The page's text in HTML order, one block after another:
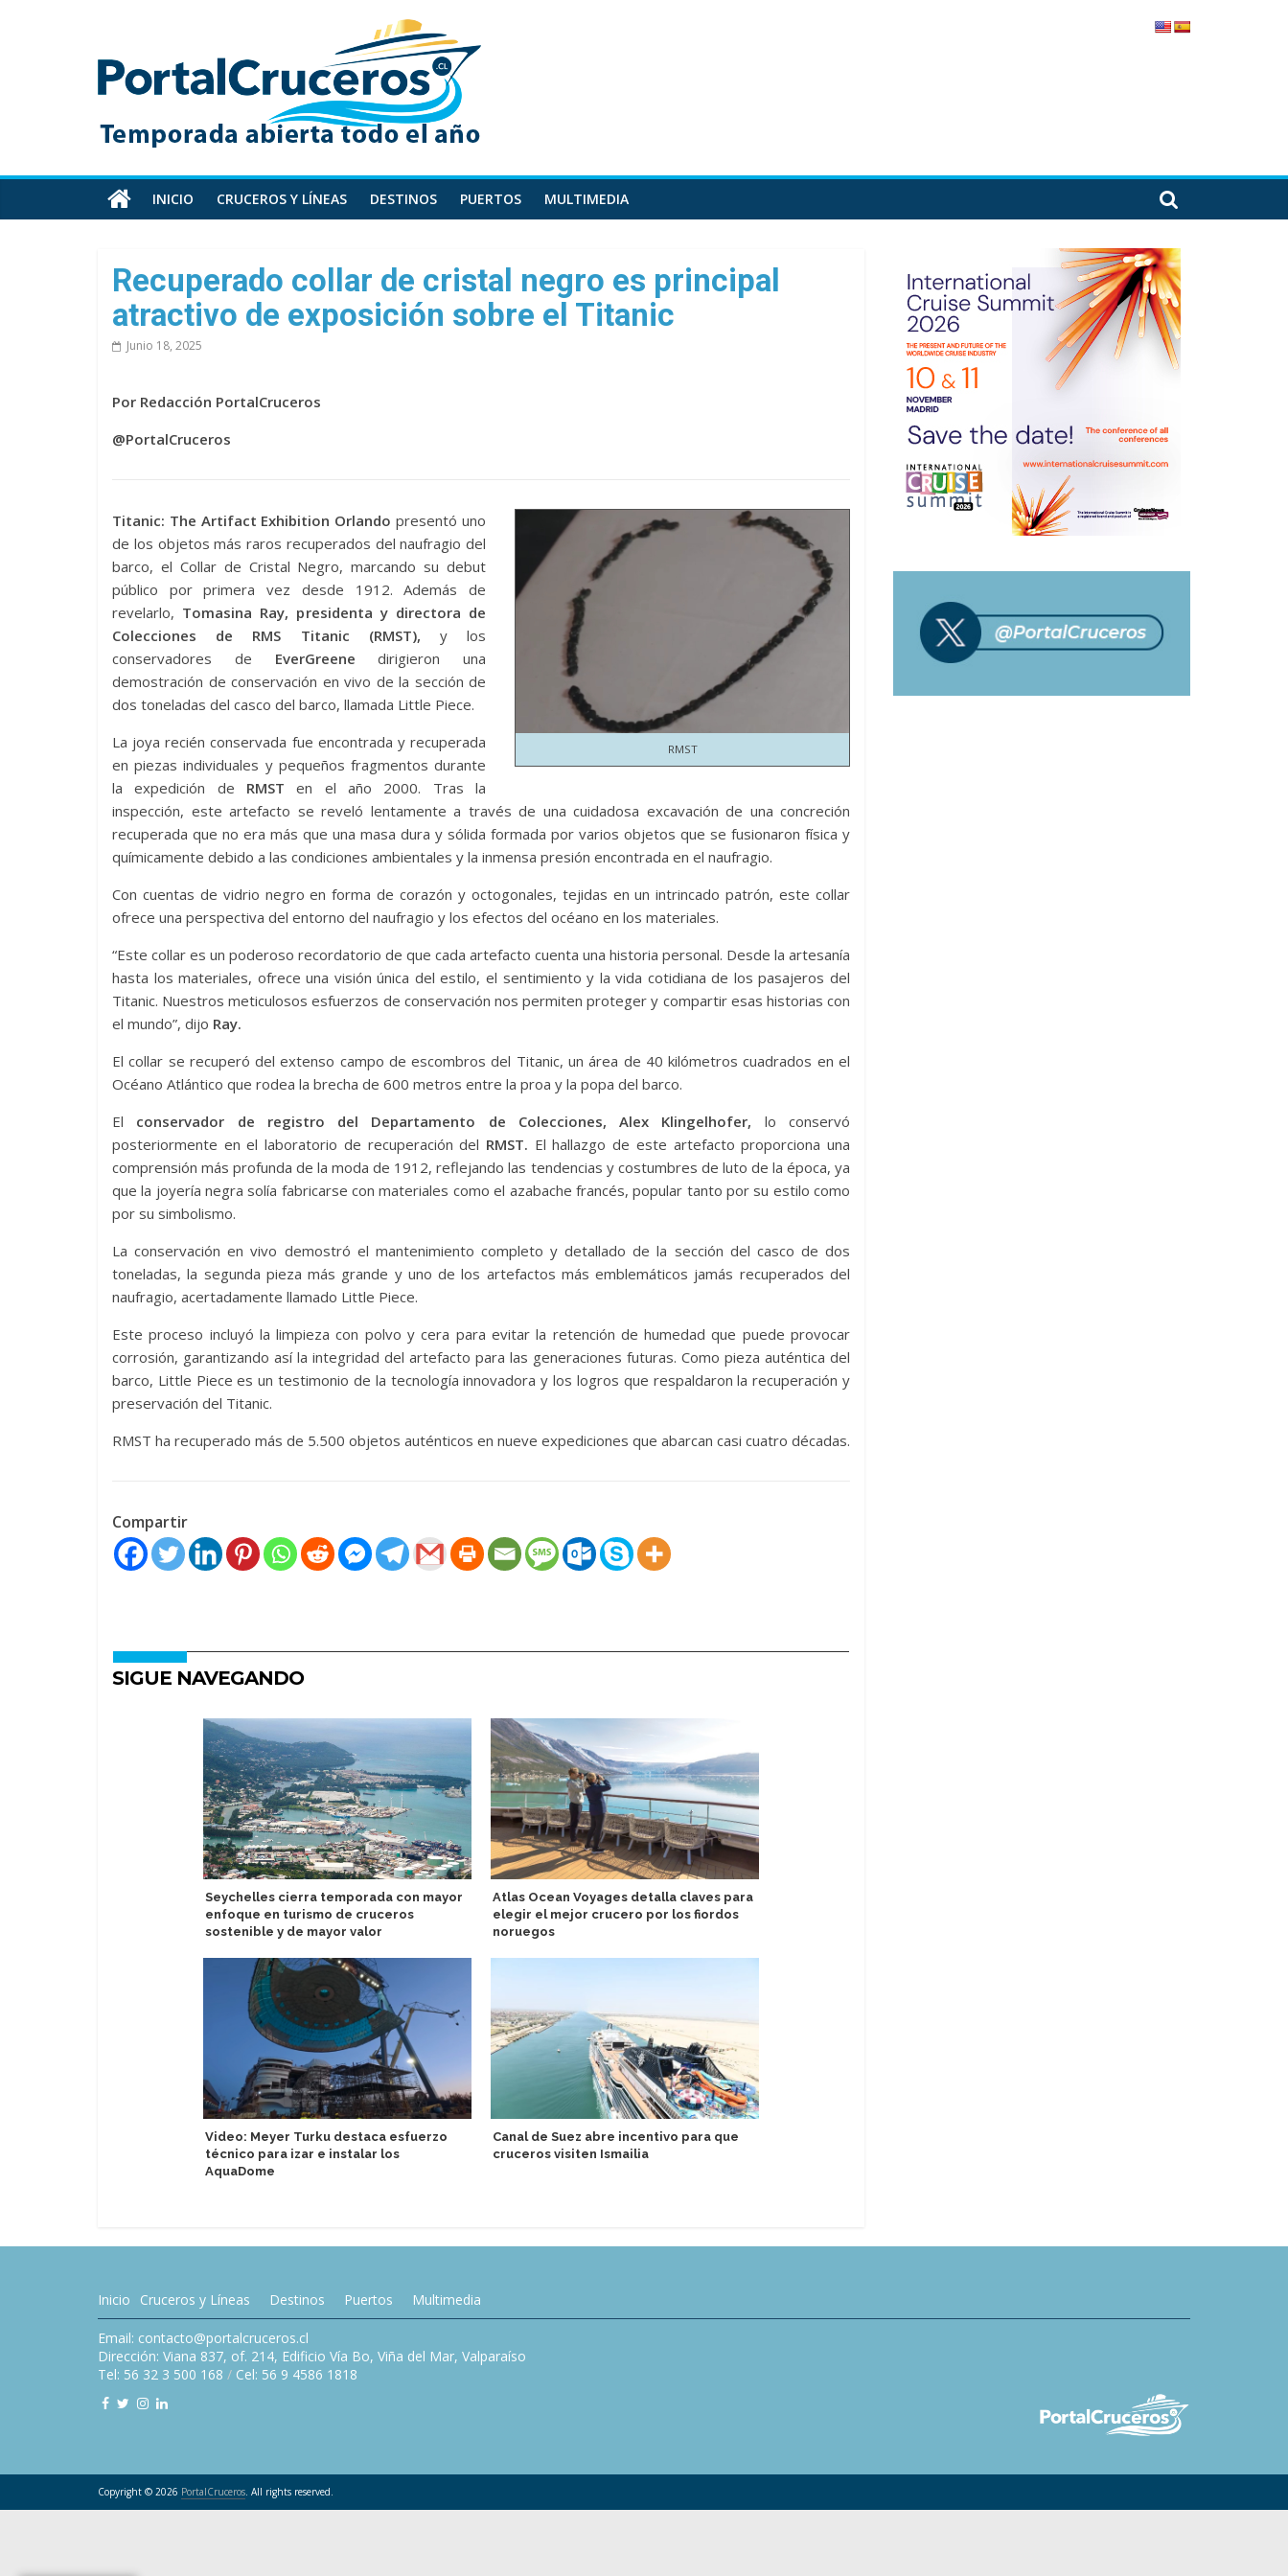
PortalCruceros
Toda
información
cruceros
en
un
sitio
INICIO CRUCEROS Y LÍNEAS DESTINOS PUERTOS MULTIMEDIA
Recuperado collar de cristal negro es principal
atractivo de exposición sobre el Titanic
Junio 18, 2025
Por Redacción PortalCruceros
@PortalCruceros
RMST
Titanic: The Artifact Exhibition Orlando presentó uno
de los objetos más raros recuperados del naufragio del
barco, el Collar de Cristal Negro, marcando su debut
público por primera vez desde 1912. Además de
revelarlo, Tomasina Ray, presidenta y directora de
Colecciones de RMS Titanic (RMST), y los
conservadores de EverGreene dirigieron una
demostración de conservación en vivo de la sección de
dos toneladas del casco del barco, llamada Little Piece.
La joya recién conservada fue encontrada y recuperada
en piezas individuales y pequeños fragmentos durante
la expedición de RMST en el año 2000. Tras la
inspección, este artefacto se reveló lentamente a través de una cuidadosa excavación de una concreción
recuperada que no era más que una masa dura y sólida formada por varios objetos que se fusionaron física y
químicamente debido a las condiciones ambientales y la inmensa presión encontrada en el naufragio.
Con cuentas de vidrio negro en forma de corazón y octogonales, tejidas en un intrincado patrón, este collar
ofrece una perspectiva del entorno del naufragio y los efectos del océano en los materiales.
“Este collar es un poderoso recordatorio de que cada artefacto cuenta una historia personal. Desde la artesanía
hasta los materiales, ofrece una visión única del estilo, el sentimiento y la vida cotidiana de los pasajeros del
Titanic. Nuestros meticulosos esfuerzos de conservación nos permiten proteger y compartir esas historias con
el mundo”, dijo Ray.
El collar se recuperó del extenso campo de escombros del Titanic, un área de 40 kilómetros cuadrados en el
Océano Atlántico que rodea la brecha de 600 metros entre la proa y la popa del barco.
El conservador de registro del Departamento de Colecciones, Alex Klingelhofer, lo conservó
posteriormente en el laboratorio de recuperación del RMST. El hallazgo de este artefacto proporciona una
comprensión más profunda de la moda de 1912, reflejando las tendencias y costumbres de luto de la época, ya
que la joyería negra solía fabricarse con materiales como el azabache francés, popular tanto por su estilo como
por su simbolismo.
La conservación en vivo demostró el mantenimiento completo y detallado de la sección del casco de dos
toneladas, la segunda pieza más grande y uno de los artefactos más emblemáticos jamás recuperados del
naufragio, acertadamente llamado Little Piece.
Este proceso incluyó la limpieza con polvo y cera para evitar la retención de humedad que puede provocar
corrosión, garantizando así la integridad del artefacto para las generaciones futuras. Como pieza auténtica del
barco, Little Piece es un testimonio de la tecnología innovadora y los logros que respaldaron la recuperación y
preservación del Titanic.
RMST ha recuperado más de 5.500 objetos auténticos en nueve expediciones que abarcan casi cuatro décadas.
Compartir
SIGUE NAVEGANDO
Seychelles cierra temporada con mayor
enfoque en turismo de cruceros
sostenible y de mayor valor
Video: Meyer Turku destaca esfuerzo
técnico para izar e instalar los
AquaDome
Atlas Ocean Voyages detalla claves para
elegir el mejor crucero por los fiordos
noruegos
Canal de Suez abre incentivo para que
cruceros visiten Ismailia
Inicio Cruceros y Líneas Destinos Puertos Multimedia
Email: contacto@portalcruceros.cl
Dirección: Viana 837, of. 214, Edificio Vía Bo, Viña del Mar, Valparaíso
Tel: 56 32 3 500 168 / Cel: 56 9 4586 1818
Copyright © 2026 PortalCruceros. All rights reserved.